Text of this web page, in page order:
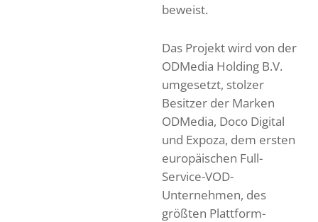
beweist.
Das Projekt wird von der
ODMedia Holding B.V.
umgesetzt, stolzer
Besitzer der Marken
ODMedia, Doco Digital
und Expoza, dem ersten
europäischen Full-
Service-VOD-
Unternehmen, des
größten Plattform-